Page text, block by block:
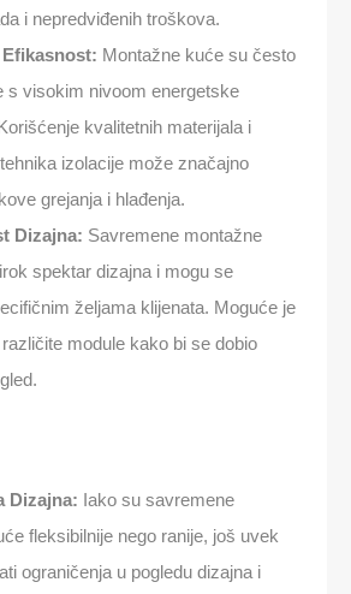
i nepredviđenih troškova.
Montažne kuće su često
s visokim nivoom energetske
kvalitetnih materijala i
izolacije može značajno
grejanja i hlađenja.
Dizajna: Savremene montažne
spektar dizajna i mogu se
željama klijenata. Moguće je
module kako bi se dobio
Dizajna: Iako su savremene
fleksibilnije nego ranije, još uvek
ograničenja u pogledu dizajna i